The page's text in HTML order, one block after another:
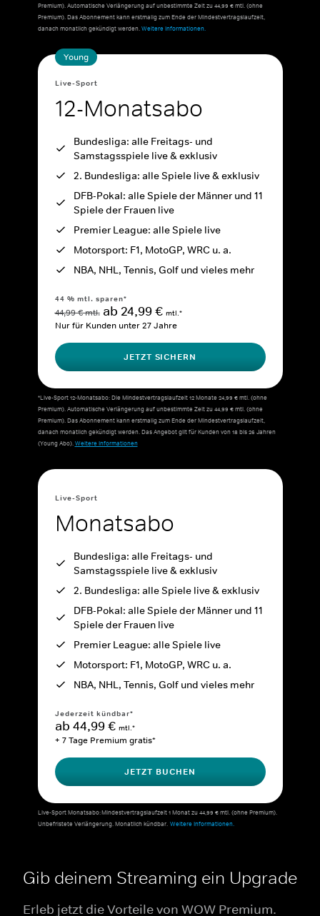
Premium). Automatische Verlängerung auf unbestimmte Zeit zu 44,99 € mtl. (ohne
Premium). Das Abonnement kann erstmalig zum Ende der Mindestvertragslaufzeit,
danach monatlich gekündigt werden.Weitere Informationen.
Young
Live-Sport
12-Monatsabo
Bundesliga: alle Freitags- und
Samstagsspiele live & exklusiv
2. Bundesliga: alle Spiele live & exklusiv
DFB-Pokal: alle Spiele der Männer und 11
Spiele der Frauen live
Premier League: alle Spiele live
Motorsport: F1, MotoGP, WRC u. a.
NBA, NHL, Tennis, Golf und vieles mehr
44 % mtl. sparen*
44,99 € mtl. ab 24,99 € mtl.*
Nur für Kunden unter 27 Jahre
JETZT SICHERN
*Live-Sport 12-Monatsabo: Die Mindestvertragslaufzeit 12 Monate 24,99 € mtl. (ohne
Premium). Automatische Verlängerung auf unbestimmte Zeit zu 44,99 € mtl. (ohne
Premium). Das Abonnement kann erstmalig zum Ende der Mindestvertragslaufzeit,
danach monatlich gekündigt werden. Das Angebot gilt für Kunden von 18 bis 26 Jahren
(Young Abo).Weitere Informationen
Live-Sport
Monatsabo
Bundesliga: alle Freitags- und
Samstagsspiele live & exklusiv
2. Bundesliga: alle Spiele live & exklusiv
DFB-Pokal: alle Spiele der Männer und 11
Spiele der Frauen live
Premier League: alle Spiele live
Motorsport: F1, MotoGP, WRC u. a.
NBA, NHL, Tennis, Golf und vieles mehr
Jederzeit kündbar*
ab 44,99 € mtl.*
+ 7 Tage Premium gratis*
JETZT BUCHEN
Live-Sport Monatsabo: Mindestvertragslaufzeit 1 Monat zu 44,99 € mtl. (ohne Premium).
Unbefristete Verlängerung. Monatlich kündbar. Weitere Informationen.
Gib deinem Streaming ein Upgrade
Erleb jetzt die Vorteile von WOW Premium.